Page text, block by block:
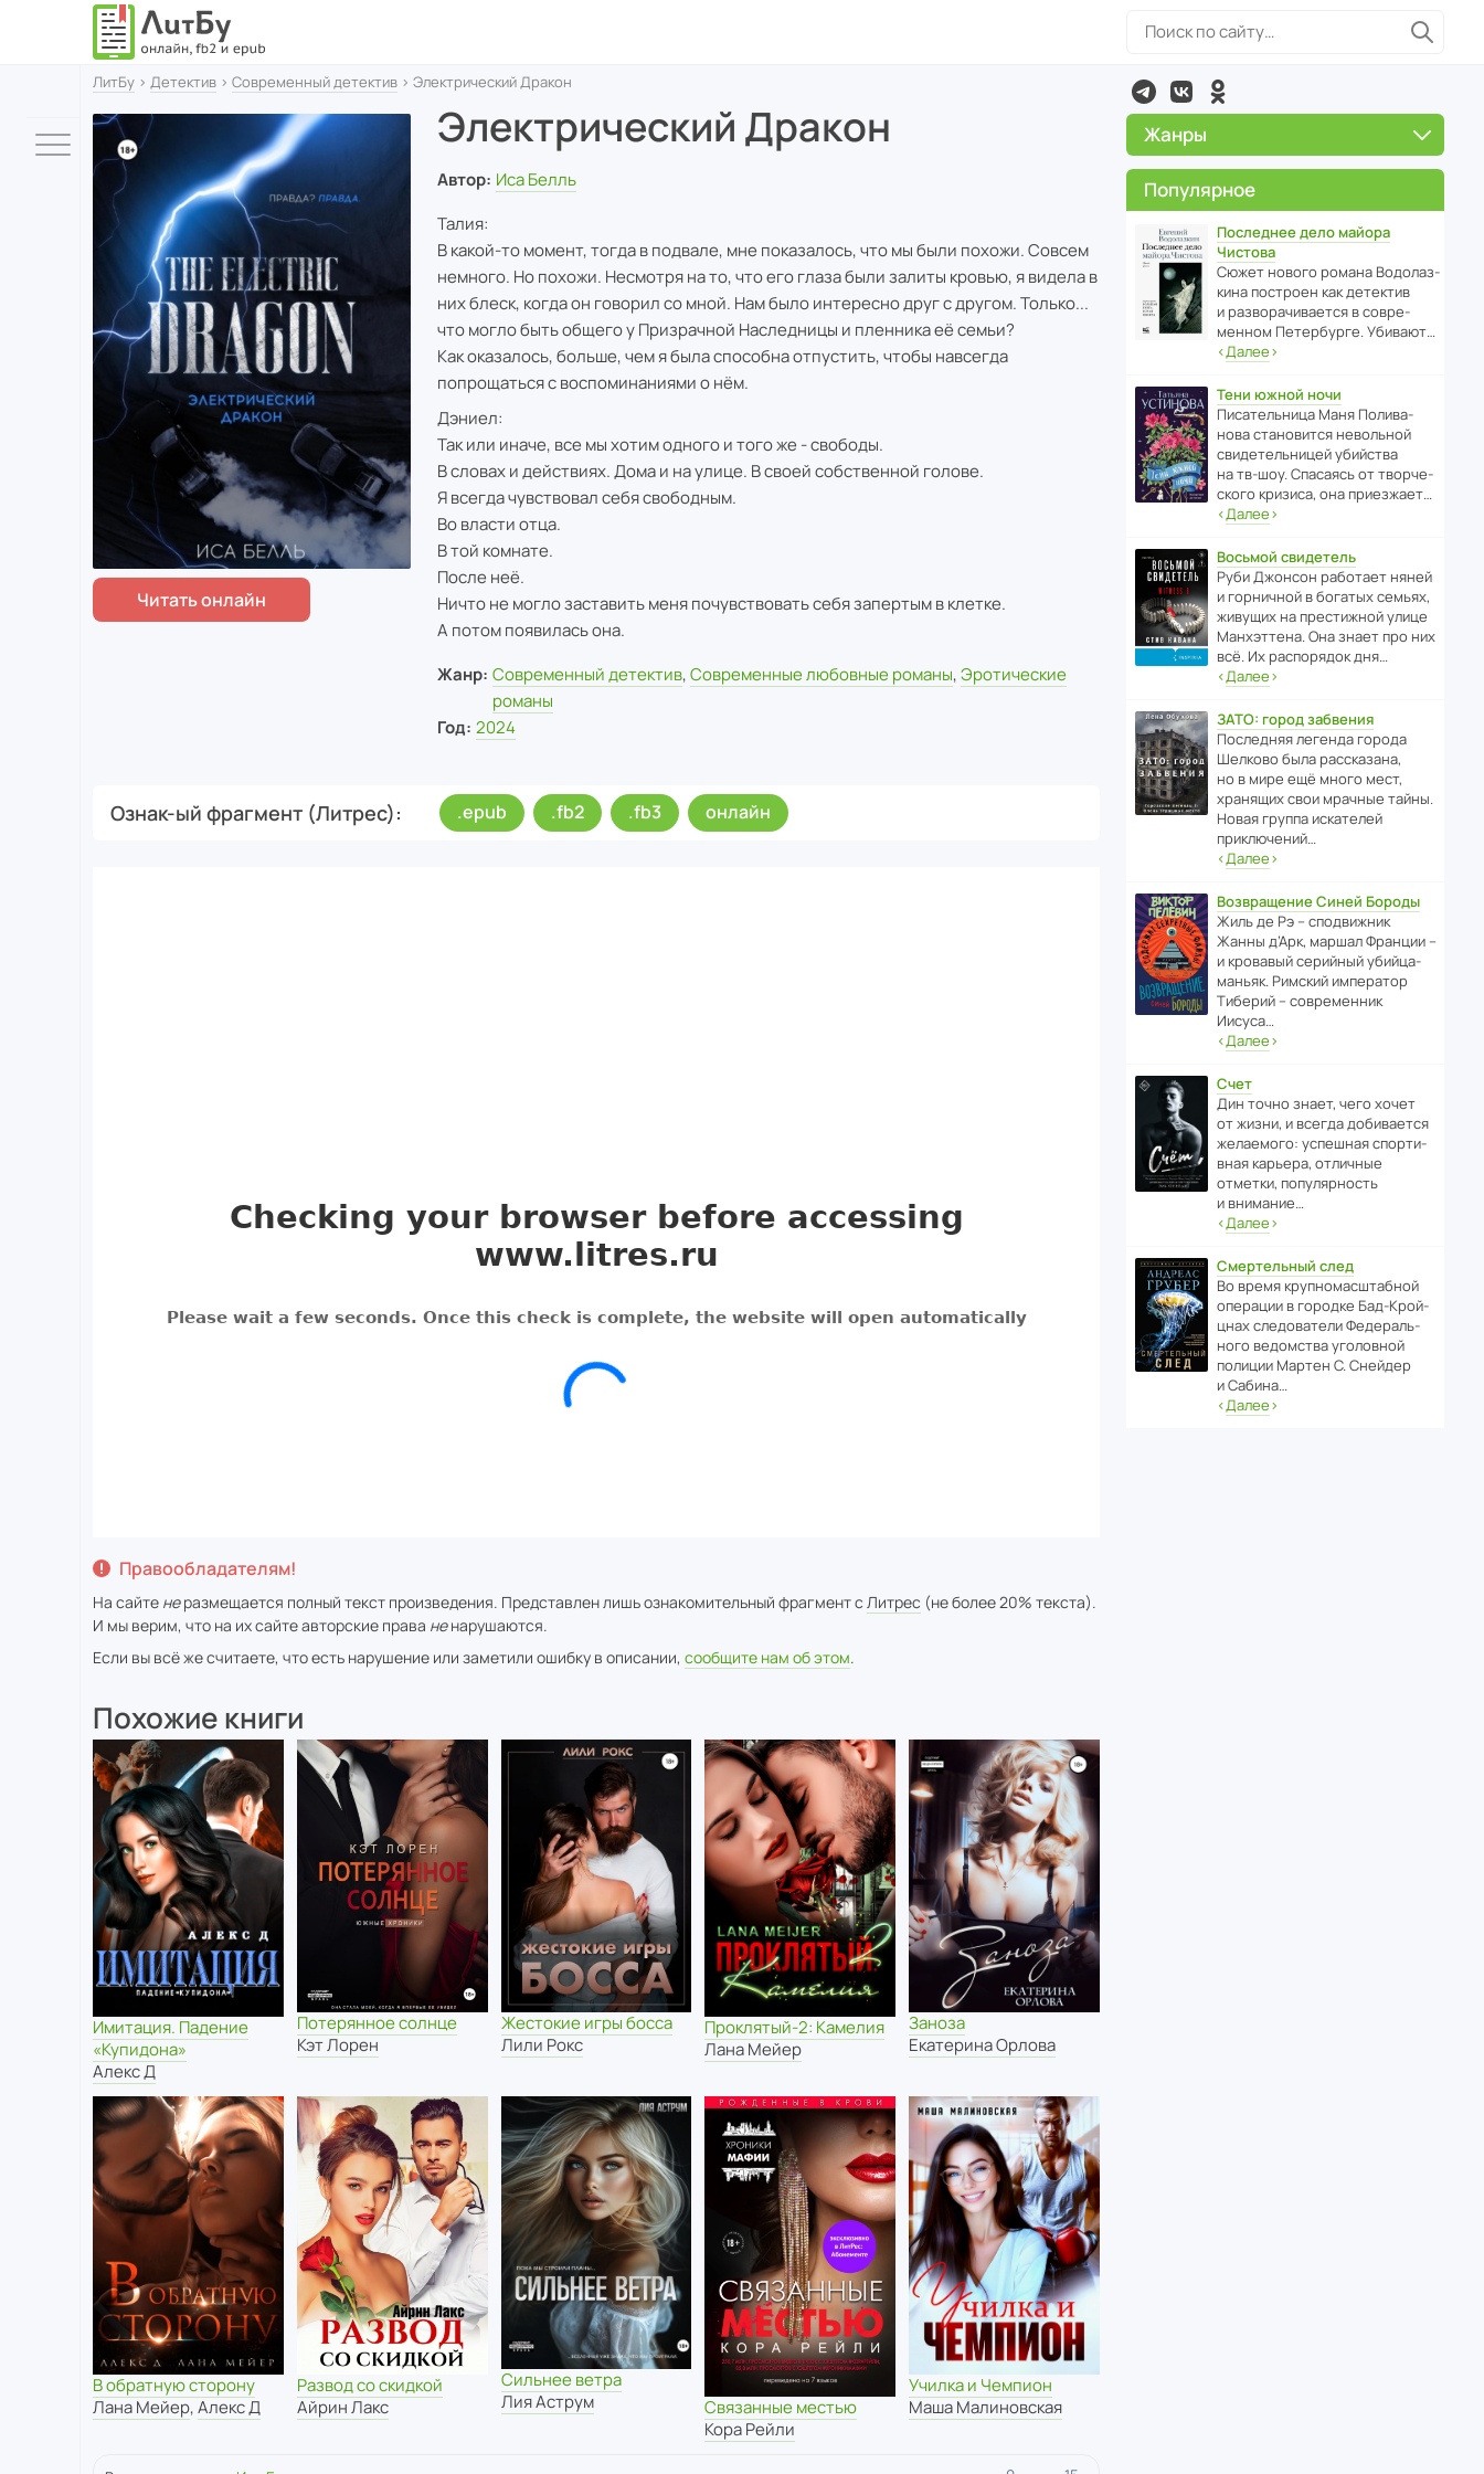
ЛитБу › Детектив › Современный детектив › Электрический Дракон
Электрический Дракон
Автор: Иса Белль
Талия:
В какой-то момент, тогда в подвале, мне показалось, что мы были похожи. Совсем
немного. Но похожи. Несмотря на то, что его глаза были залиты кровью, я видела в
них блеск, когда он говорил со мной. Нам было интересно друг с другом. Только...
что могло быть общего у Призрачной Наследницы и пленника её семьи?
Как оказалось, больше, чем я была способна отпустить, чтобы навсегда
попрощаться с воспоминаниями о нём.
Дэниел:
Так или иначе, все мы хотим одного и того же - свободы.
В словах и действиях. Дома и на улице. В своей собственной голове.
Я всегда чувствовал себя свободным.
Во власти отца.
В той комнате.
После неё.
Ничто не могло заставить меня почувствовать себя запертым в клетке.
А потом появилась она.
Жанр: Современный детектив,Современные любовные романы,Эротические
романы
Год: 2024
Ознак-ый фрагмент (Литрес) .epub .fb2 .fb3 онлайн
Правообладателям!
На сайте неразмещается полный текст произведения. Представлен лишь ознакомительный фрагмент с Литрес (не более 20% текста).
И мы верим, что на их сайте авторские права ненарушаются.
Если вы всё же считаете, что есть нарушение или заметили ошибку в описании, сообщите нам об этом.
Похожие книги
Имитация. Падение
«Купидона»
Алекс Д
Потерянное солнце
Кэт Лорен
Жестокие игры босса
Лили Рокс
Проклятый-2: Камелия
Лана Мейер
Заноза
Екатерина Орлова
В обратную сторону
Лана Мейер,Алекс Д
Развод со скидкой
Айрин Лакс
Сильнее ветра
Лия Аструм
Связанные местью
Кора Рейли
Училка и Чемпион
Маша Малиновская
Жанры
Популярное
Последнее дело майора
Чистова
Сюжет нового романа Водо­ла­з­
кина пост­роен как дете­ктив
и разво­ра­чи­ва­ется в совре­
менном Пете­р­бурге. Убивают…
‹Далее›
Тени южной ночи
Писа­тель­ница Маня Поли­ва­
нова стано­вится невольной
свиде­тель­ницей убийства
на тв-шоу. Спасаясь от твор­че­
с­кого кризиса, она приезжает…
‹Далее›
Восьмой свидетель
Руби Джонсон рабо­тает няней
и горни­чной в богатых семьях,
живущих на прес­ти­жной улице
Манх­эт­тена. Она знает про них
всё. Их распо­рядок дня…
‹Далее›
ЗАТО: город забвения
После­дняя легенда города
Шелково была расска­зана,
но в мире ещё много мест,
хранящих свои мрачные тайны.
Новая группа иска­телей
приключений…
‹Далее›
Возвращение Синей Бороды
Жиль де Рэ – спод­ви­жник
Жанны д’Арк, маршал Франции –
и кровавый серийный убийца-
маньяк. Римский импе­ратор
Тиберий – совре­менник
Иисуса…
‹Далее›
Счет
Дин точно знает, чего хочет
от жизни, и всегда доби­ва­ется
жела­е­мого: успе­шная спор­ти­
вная карьера, отли­чные
отметки, попу­ля­р­ность
и внимание…
‹Далее›
Смертельный след
Во время круп­но­мас­ш­та­бной
операции в городке Бад‑Крой­
цнах следо­ва­тели Феде­раль­
ного ведомства уголо­вной
полиции Мартен С. Снейдер
и Сабина…
‹Далее›